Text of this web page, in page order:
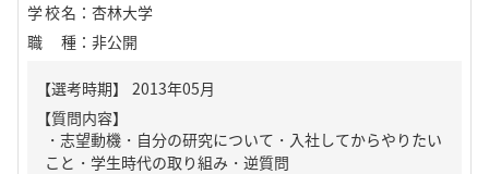
学校名 ： 杏林大学
職種 ： 非公開
【質問内容】
・志望動機・自分の研究について・入社してからやりたい
こと・学生時代の取り組み・逆質問